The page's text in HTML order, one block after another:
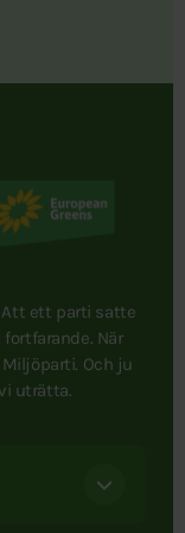
Att ett parti satte
När
Och ju
uträtta.